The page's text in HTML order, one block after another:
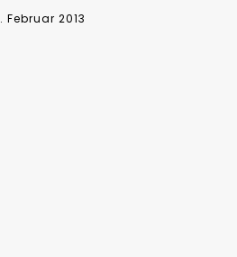
Februar 2013